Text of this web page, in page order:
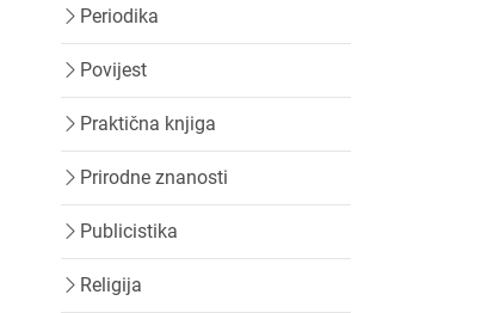
Periodika
Povijest
Praktična knjiga
Prirodne znanosti
Publicistika
Religija